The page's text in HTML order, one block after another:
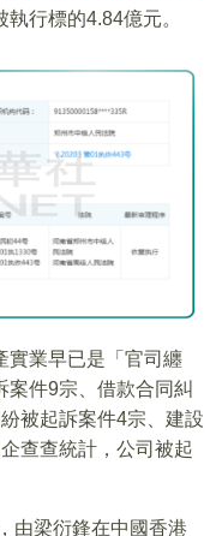
執行標的4.84億元。
實業早已是「官司纏
案件9宗、借款合同糾
被起訴案件4宗、建設
查查統計，公司被起
由梁衍鋒在中國香港